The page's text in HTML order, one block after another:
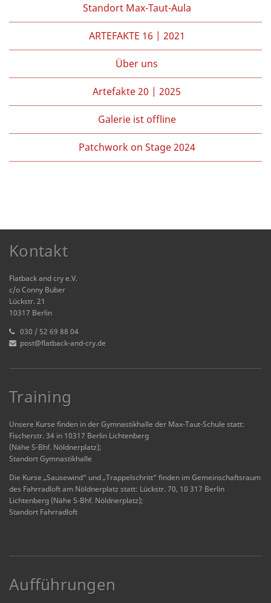
Standort Max-Taut-Aula
ARTEFAKTE 16 | 2021
Über uns
Artefakte 20 | 2025
Galerie ist offline
Patchwork on Stage 2024
Kontakt
Flatback and cry e.V.
c/o Conny Buber
Lückstr. 21
10317 Berlin
030 / 52 69 88 04
post@flatback-and-cry.de
Training
Unsere Kurse finden in der Gymnastikhalle der Max-Taut-Schule statt:
Fischerstr. 34 in 10317 Berlin Lichtenberg
(Nähe S-Bhf. Nöldnerplatz);
Standort Gymnastikhalle
Die Kurse „Sausewind“ und „Trappelschritt“ finden im Gemeinschaftsraum
des Fahrradloft am Nöldnerplatz statt: Lückstr. 70, 10 317 Berlin
Lichtenberg (Nähe S-Bhf. Nöldnerplatz);
Standort Fahrradloft
Aufführungen